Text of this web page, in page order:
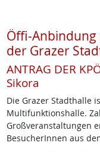
Öffi-
der Grazer
ANTRAG DER
Sikora
Die Grazer Stadthalle
Multifunktionshalle.
Großveranstaltungen
BesucherInnen aus